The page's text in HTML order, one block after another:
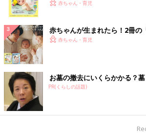
く！ おっぱい・ミルクの基本
赤ちゃん・育児
赤ちゃんが生まれたら！2冊の
赤ちゃん・育児
お墓の撤去にいくらかかる？
PR(くらしの話題)